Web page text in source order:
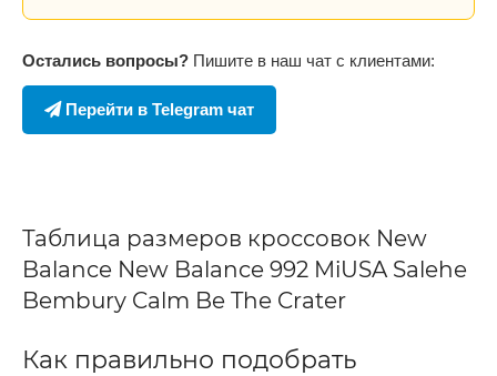
Остались вопросы? Пишите в наш чат с клиентами:
Перейти в Telegram чат
Таблица размеров кроссовок New
Balance New Balance 992 MiUSA Salehe
Bembury Calm Be The Crater
Как правильно подобрать